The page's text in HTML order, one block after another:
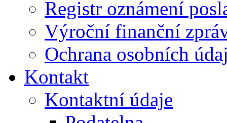
Registr oznámení
Výroční finanční
Ochrana osobních
Kontakt
Kontaktní údaje